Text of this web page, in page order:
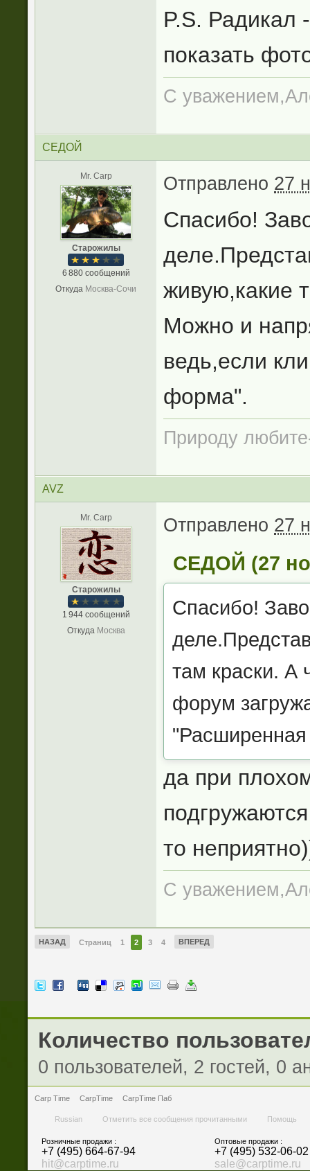
P.S. Радикал
показать
С
СЕДОЙ
Mr. Carp
Старожилы
6 880 сообщений
Откуда Москва-Сочи
Отправлено 27
Спасибо!
живую,какие
Можно и
ведь,если
форма".
Природу
AVZ
Mr. Carp
Старожилы
1 944 сообщений
Откуда Москва
Отправлено 27
СЕДОЙ (27
Спасибо!
там краски. А
форум
да при
то
С
НАЗАД Страниц 1 2 3 4 ВПЕРЕД
Количество
0 пользователей, 2 гостей, 0
Carp Time CarpTime CarpTime Паб
Russian Отметить все сообщения прочитанными Помощь
Розничные продажи :
+7 (495) 664-67-94
hit@carptime.ru
Оптовые продажи :
+7 (495) 532-06-02
sale@carptime.ru